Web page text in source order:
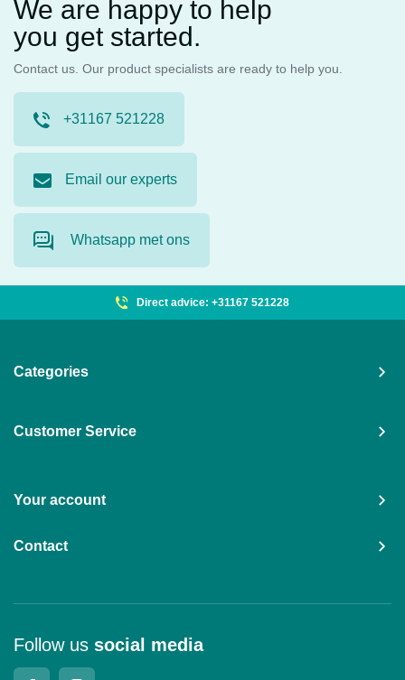
We are happy to help
you get started.
Contact us. Our product specialists are ready to help you.
+31167 521228
Email our experts
Whatsapp met ons
Direct advice: +31167 521228
Categories
Customer Service
Your account
Contact
Follow us social media